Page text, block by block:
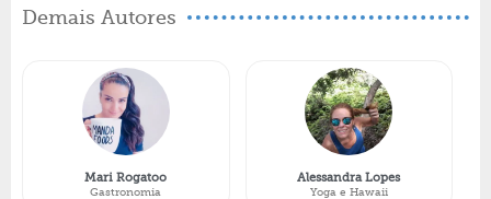
Demais Autores
Mari Rogatoo
Gastronomia
Alessandra Lopes
Yoga e Hawaii